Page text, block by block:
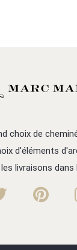
choix de
d'éléments
livraisons dans